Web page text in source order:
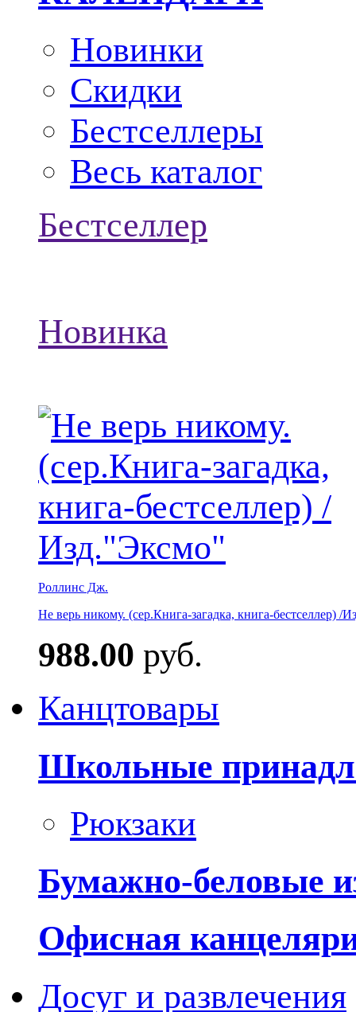
Новинки
Скидки
Бестселлеры
Весь каталог
Бестселлер
Новинка
Роллинс Дж.
Не верь никому. (сер.Книга-загадка, книга-бестселлер) /
988.00 руб.
Канцтовары
Школьные
Рюкзаки
Бумажно-беловые
Офисная
Досуг и развлечения